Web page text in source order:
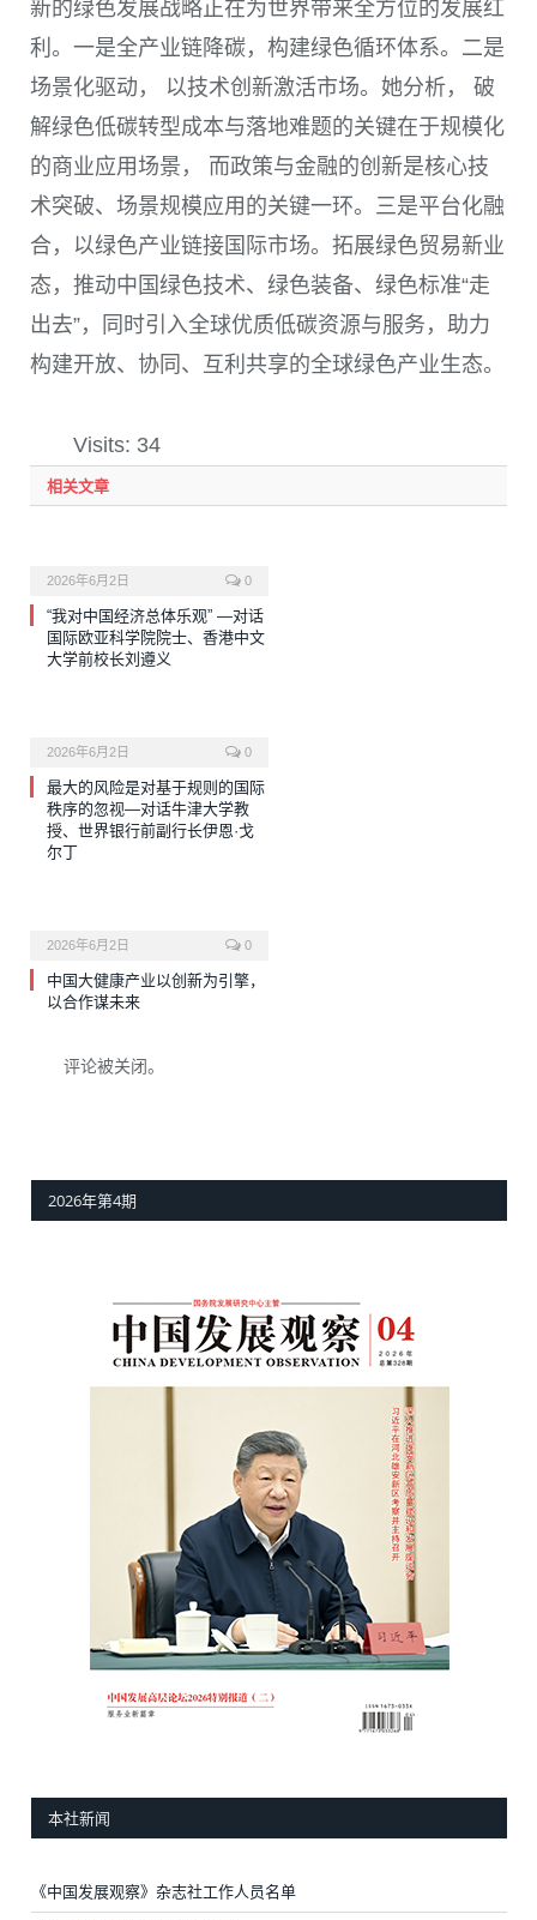
新的绿色发展战略正在为世界带来全方位的发展红
利。一是全产业链降碳，构建绿色循环体系。二是
场景化驱动， 以技术创新激活市场。她分析， 破
解绿色低碳转型成本与落地难题的关键在于规模化
的商业应用场景， 而政策与金融的创新是核心技
术突破、场景规模应用的关键一环。三是平台化融
合，以绿色产业链接国际市场。拓展绿色贸易新业
态，推动中国绿色技术、绿色装备、绿色标准“走
出去”，同时引入全球优质低碳资源与服务，助力
构建开放、协同、互利共享的全球绿色产业生态。
Visits: 34
相关文章
2026年6月2日 0
“我对中国经济总体乐观” —对话
国际欧亚科学院院士、香港中文
大学前校长刘遵义
2026年6月2日 0
最大的风险是对基于规则的国际
秩序的忽视—对话牛津大学教
授、世界银行前副行长伊恩·戈
尔丁
2026年6月2日 0
中国大健康产业以创新为引擎，
以合作谋未来
评论被关闭。
2026年第4期
本社新闻
《中国发展观察》杂志社工作人员名单